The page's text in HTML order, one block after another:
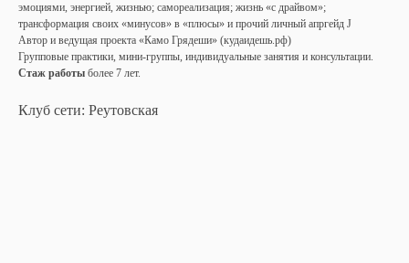
эмоциями, энергией, жизнью; самореализация; жизнь «с драйвом»;
трансформация своих «минусов» в «плюсы» и прочий личный апргейд J
Автор и ведущая проекта «Камо Грядеши» (кудаидешь.рф)
Групповые практики, мини-группы, индивидуальные занятия и консультации.
Стаж работы более 7 лет.
Клуб сети: Реутовская